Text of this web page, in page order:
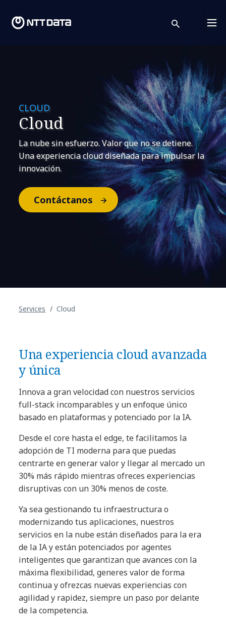
search
CLOUD
Cloud
La nube sin esfuerzo. Valor que no se detiene.
Una experiencia cloud diseñada para impulsar la
innovación.
Contáctanos
Services Cloud
Una experiencia cloud avanzada
y única
Innova a gran velocidad con nuestros servicios
full-stack incomparables y un enfoque único
basado en plataformas y potenciado por la IA.
Desde el core hasta el edge, te facilitamos la
adopción de TI moderna para que puedas
centrarte en generar valor y llegar al mercado un
30% más rápido mientras ofreces experiencias
disruptivas con un 30% menos de coste.
Ya sea gestionando tu infraestructura o
modernizando tus aplicaciones, nuestros
servicios en la nube están diseñados para la era
de la IA y están potenciados por agentes
inteligentes que garantizan que avances con la
máxima flexibilidad, generes valor de forma
continua y ofrezcas nuevas experiencias con
agilidad y rapidez, siempre un paso por delante
de la competencia.